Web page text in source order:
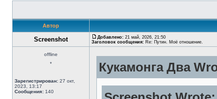
Автор
Screenshot Добавлено: 21 май, 2026, 21:50
Заголовок сообщения: Re: Путин. Моё отношение.
offline
*
Зарегистрирован: 27 окт,
2023, 13:17
Сообщения: 140
Кукамонга Два